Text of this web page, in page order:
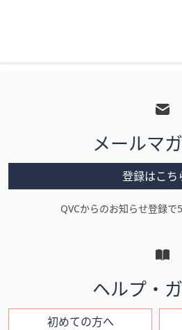
メ
ニ
ン
メールマ
登録はこち
QVCからのお知らせ登録で
ヘルプ・
初めての方へ